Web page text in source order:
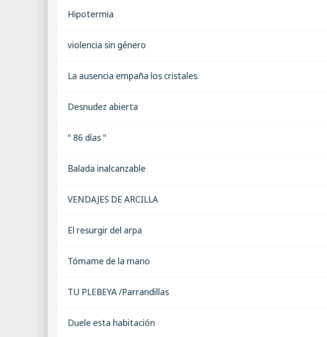
Hipotermia
violencia sin género
La ausencia empaña los cristales.
Desnudez abierta
" 86 días "
Balada inalcanzable
VENDAJES DE ARCILLA
El resurgir del arpa
Tómame de la mano
TU PLEBEYA /Parrandillas
Duele esta habitación